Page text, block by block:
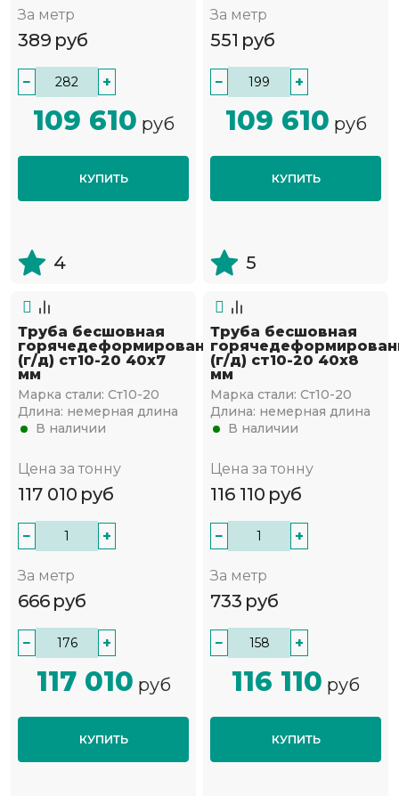
За метр
389 руб
− +
109 610 руб
КУПИТЬ
4
За метр
551 руб
− +
109 610 руб
КУПИТЬ
5
Труба бесшовная
горячедеформированная
(г/д) ст10-20 40х7
мм
Марка стали: Ст10-20
Длина: немерная длина
В наличии
Цена за тонну
117 010 руб
− +
За метр
666 руб
− +
117 010 руб
КУПИТЬ
Труба бесшовная
(г/д) ст10-20 40х8
мм
Марка стали: Ст10-20
Длина: немерная длина
В наличии
Цена за тонну
116 110 руб
− +
За метр
733 руб
− +
116 110 руб
КУПИТЬ